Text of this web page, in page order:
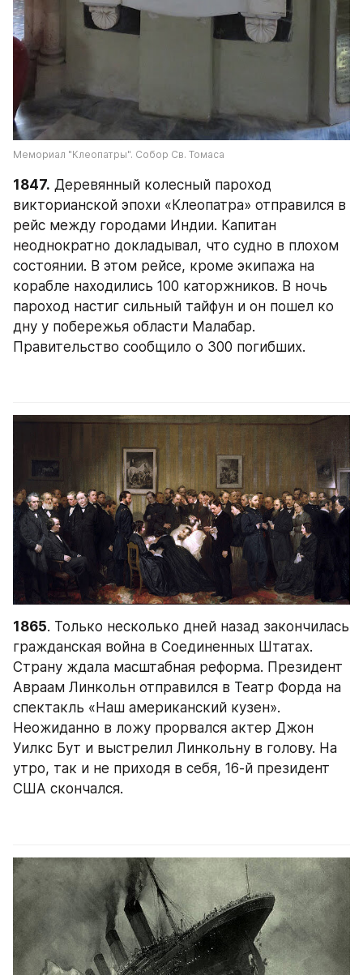
Мемориал "Клеопатры". Собор Св. Томаса
1847. Деревянный колесный пароход
викторианской эпохи «Клеопатра» отправился в
рейс между городами Индии. Капитан
неоднократно докладывал, что судно в плохом
состоянии. В этом рейсе, кроме экипажа на
корабле находились 100 каторжников. В ночь
пароход настиг сильный тайфун и он пошел ко
дну у побережья области Малабар.
Правительство сообщило о 300 погибших.
1865. Только несколько дней назад закончилась
гражданская война в Соединенных Штатах.
Страну ждала масштабная реформа. Президент
Авраам Линкольн отправился в Театр Форда на
спектакль «Наш американский кузен».
Неожиданно в ложу прорвался актер Джон
Уилкс Бут и выстрелил Линкольну в голову. На
утро, так и не приходя в себя, 16-й президент
США скончался.